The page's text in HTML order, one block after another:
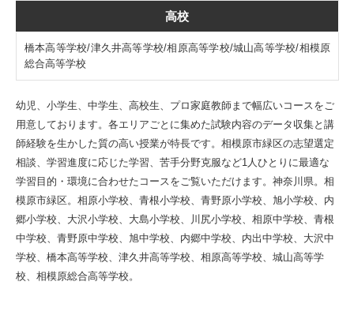
高校
橋本高等学校/津久井高等学校/相原高等学校/城山高等学校/相模原
総合高等学校
幼児、小学生、中学生、高校生、プロ家庭教師まで幅広いコースをご
用意しております。各エリアごとに集めた試験内容のデータ収集と講
師経験を生かした質の高い授業が特長です。相模原市緑区の志望選定
相談、学習進度に応じた学習、苦手分野克服など1人ひとりに最適な
学習目的・環境に合わせたコースをご覧いただけます。神奈川県。相
模原市緑区。相原小学校、青根小学校、青野原小学校、旭小学校、内
郷小学校、大沢小学校、大島小学校、川尻小学校、相原中学校、青根
中学校、青野原中学校、旭中学校、内郷中学校、内出中学校、大沢中
学校、橋本高等学校、津久井高等学校、相原高等学校、城山高等学
校、相模原総合高等学校。